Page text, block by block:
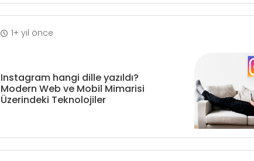
1+ yıl önce
Instagram hangi dille yazıldı?
Modern Web ve Mobil Mimarisi
Üzerindeki Teknolojiler